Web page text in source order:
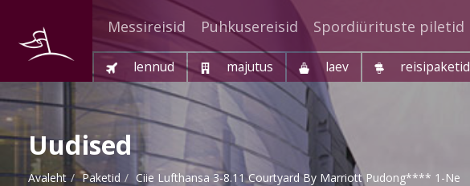
Messireisid Puhkusereisid Spordiürituste piletid
lennud majutus laev reisipaketid
Uudised
Avaleht Paketid Ciie Lufthansa 3-8.11 Courtyard By Marriott Pudong**** 1-Ne